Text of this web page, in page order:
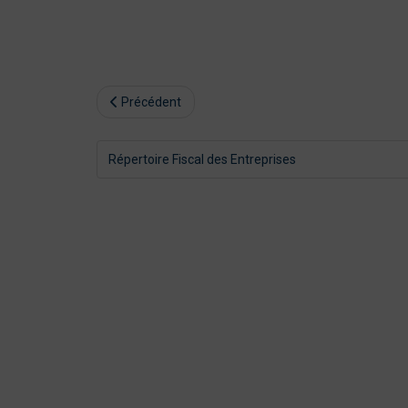
Précédent
Répertoire Fiscal des Entreprises